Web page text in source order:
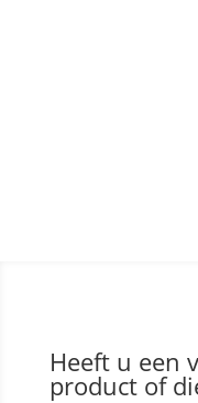
Heeft u een
product of